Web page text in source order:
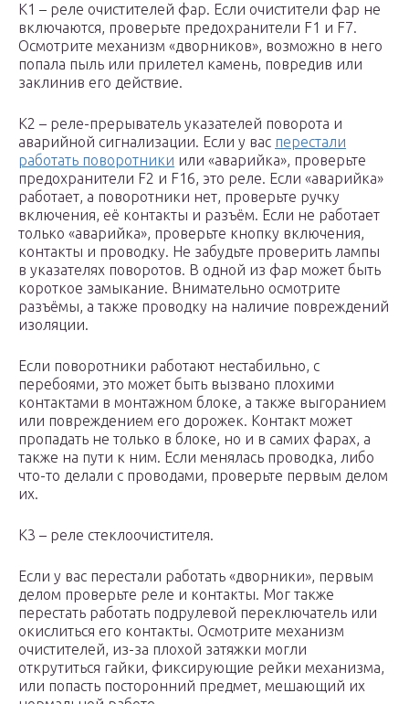
К1 – реле очистителей фар. Если очистители фар не
включаются, проверьте предохранители F1 и F7.
Осмотрите механизм «дворников», возможно в него
попала пыль или прилетел камень, повредив или
заклинив его действие.
К2 – реле-прерыватель указателей поворота и
аварийной сигнализации. Если у вас перестали
работать поворотники или «аварийка», проверьте
предохранители F2 и F16, это реле. Если «аварийка»
работает, а поворотники нет, проверьте ручку
включения, её контакты и разъём. Если не работает
только «аварийка», проверьте кнопку включения,
контакты и проводку. Не забудьте проверить лампы
в указателях поворотов. В одной из фар может быть
короткое замыкание. Внимательно осмотрите
разъёмы, а также проводку на наличие повреждений
изоляции.
Если поворотники работают нестабильно, с
перебоями, это может быть вызвано плохими
контактами в монтажном блоке, а также выгоранием
или повреждением его дорожек. Контакт может
пропадать не только в блоке, но и в самих фарах, а
также на пути к ним. Если менялась проводка, либо
что-то делали с проводами, проверьте первым делом
их.
К3 – реле стеклоочистителя.
Если у вас перестали работать «дворники», первым
делом проверьте реле и контакты. Мог также
перестать работать подрулевой переключатель или
окислиться его контакты. Осмотрите механизм
очистителей, из-за плохой затяжки могли
открутиться гайки, фиксирующие рейки механизма,
или попасть посторонний предмет, мешающий их